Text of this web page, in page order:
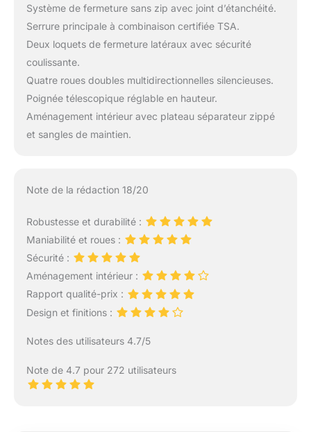
Système de fermeture sans zip avec joint d’étanchéité.
Serrure principale à combinaison certifiée TSA.
Deux loquets de fermeture latéraux avec sécurité
coulissante.
Quatre roues doubles multidirectionnelles silencieuses.
Poignée télescopique réglable en hauteur.
Aménagement intérieur avec plateau séparateur zippé
et sangles de maintien.
Note de la rédaction 18/20
Robustesse et durabilité :
Maniabilité et roues :
Sécurité :
Aménagement intérieur :
Rapport qualité-prix :
Design et finitions :
Notes des utilisateurs 4.7/5
Note de 4.7 pour 272 utilisateurs